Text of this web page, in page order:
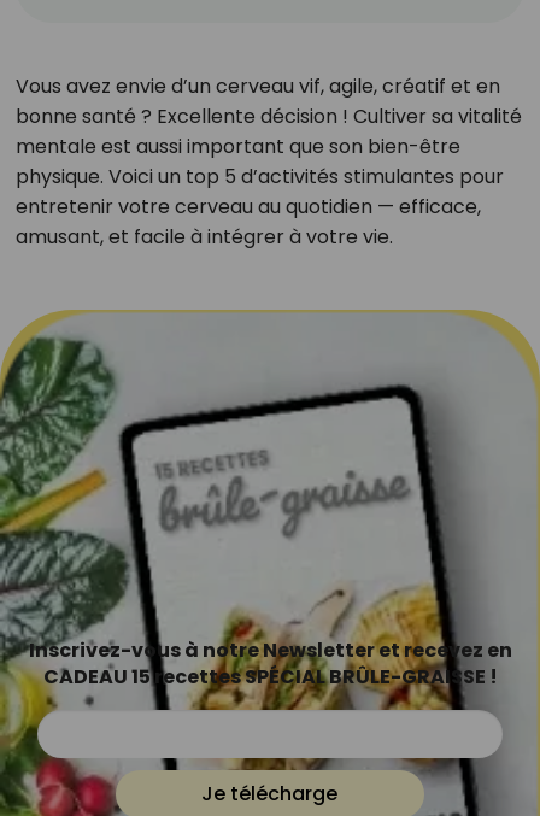
Vous avez envie d’un cerveau vif, agile, créatif et en
bonne santé ? Excellente décision ! Cultiver sa vitalité
mentale est aussi important que son bien-être
physique. Voici un top 5 d’activités stimulantes pour
entretenir votre cerveau au quotidien — efficace,
amusant, et facile à intégrer à votre vie.
Inscrivez-vous à notre Newsletter et recevez en
CADEAU 15 recettes SPÉCIAL BRÛLE-GRAISSE !
Je télécharge